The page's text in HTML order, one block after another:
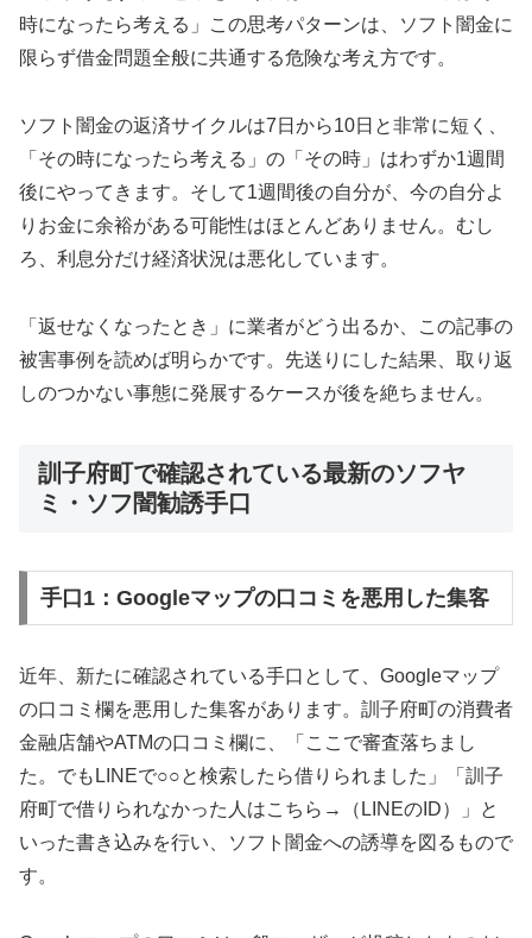
時になったら考える」この思考パターンは、ソフト闇金に
限らず借金問題全般に共通する危険な考え方です。
ソフト闇金の返済サイクルは7日から10日と非常に短く、
「その時になったら考える」の「その時」はわずか1週間
後にやってきます。そして1週間後の自分が、今の自分よ
りお金に余裕がある可能性はほとんどありません。むし
ろ、利息分だけ経済状況は悪化しています。
「返せなくなったとき」に業者がどう出るか、この記事の
被害事例を読めば明らかです。先送りにした結果、取り返
しのつかない事態に発展するケースが後を絶ちません。
訓子府町で確認されている最新のソフヤ
ミ・ソフ闇勧誘手口
手口1：Googleマップの口コミを悪用した集客
近年、新たに確認されている手口として、Googleマップ
の口コミ欄を悪用した集客があります。訓子府町の消費者
金融店舗やATMの口コミ欄に、「ここで審査落ちまし
た。でもLINEで○○と検索したら借りられました」「訓子
府町で借りられなかった人はこちら→（LINEのID）」と
いった書き込みを行い、ソフト闇金への誘導を図るもので
す。